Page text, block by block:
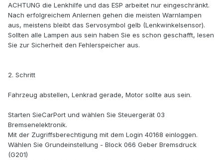
ACHTUNG die Lenkhilfe und das ESP arbeitet nur eingeschränkt.
Nach erfolgreichem Anlernen gehen die meisten Warnlampen
aus, meistens bleibt das Servosymbol gelb (Lenkwinkelsensor).
Sollten alle Lampen aus sein haben Sie es schon geschafft, lesen
Sie zur Sicherheit den Fehlerspeicher aus.
2. Schritt
Fahrzeug abstellen, Lenkrad gerade, Motor sollte aus sein.
Starten SieCarPort und wählen Sie Steuergerät 03
Bremsenelektronik.
Mit der Zugriffsberechtigung mit dem Login 40168 einloggen.
Wählen Sie Grundeinstellung - Block 066 Geber Bremsdruck
(G201)